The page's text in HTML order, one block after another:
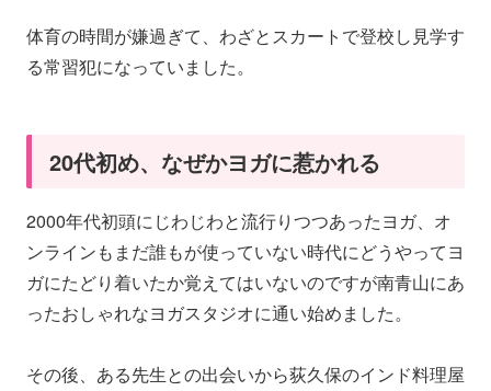
体育の時間が嫌過ぎて、わざとスカートで登校し見学す
る常習犯になっていました。
20代初め、なぜかヨガに惹かれる
2000年代初頭にじわじわと流行りつつあったヨガ、オ
ンラインもまだ誰もが使っていない時代にどうやってヨ
ガにたどり着いたか覚えてはいないのですが南青山にあ
ったおしゃれなヨガスタジオに通い始めました。
その後、ある先生との出会いから荻久保のインド料理屋